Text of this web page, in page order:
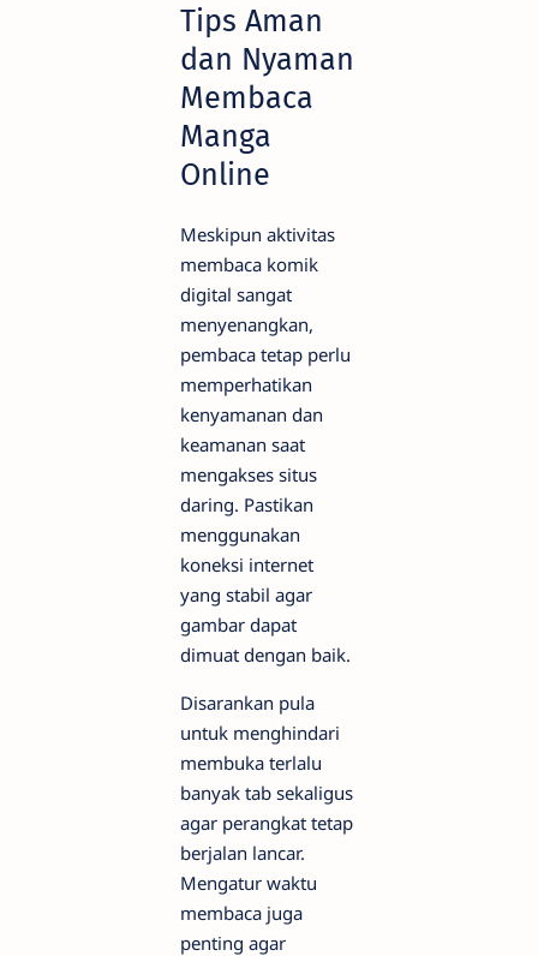
Tips Aman
dan Nyaman
Membaca
Manga
Online
Meskipun aktivitas
membaca komik
digital sangat
menyenangkan,
pembaca tetap perlu
memperhatikan
kenyamanan dan
keamanan saat
mengakses situs
daring. Pastikan
menggunakan
koneksi internet
yang stabil agar
gambar dapat
dimuat dengan baik.
Disarankan pula
untuk menghindari
membuka terlalu
banyak tab sekaligus
agar perangkat tetap
berjalan lancar.
Mengatur waktu
membaca juga
penting agar